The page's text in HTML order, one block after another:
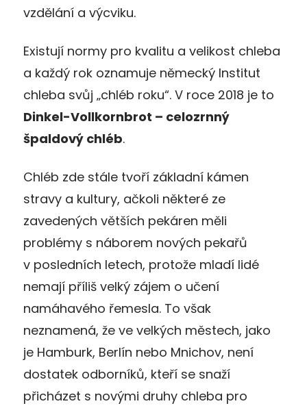
vzdělání a výcviku.
Existují normy pro kvalitu a velikost chleba
a každý rok oznamuje německý Institut
chleba svůj „chléb roku“. V roce 2018 je to
Dinkel-Vollkornbrot – celozrnný
špaldový chléb.
Chléb zde stále tvoří základní kámen
stravy a kultury, ačkoli některé ze
zavedených větších pekáren měli
problémy s náborem nových pekařů
v posledních letech, protože mladí lidé
nemají příliš velký zájem o učení
namáhavého řemesla. To však
neznamená, že ve velkých městech, jako
je Hamburk, Berlín nebo Mnichov, není
dostatek odborníků, kteří se snaží
přicházet s novými druhy chleba pro